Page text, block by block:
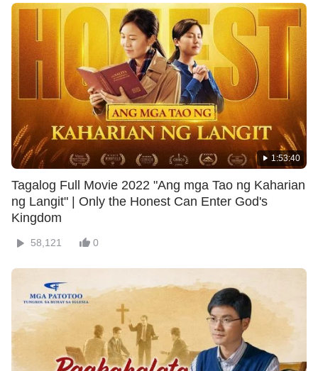
1:53:40
Tagalog Full Movie 2022 "Ang mga Tao ng Kaharian
ng Langit" | Only the Honest Can Enter God's
Kingdom
58,121 0